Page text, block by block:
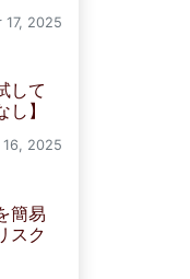
17, 2025
して
】
2025
簡易
スク